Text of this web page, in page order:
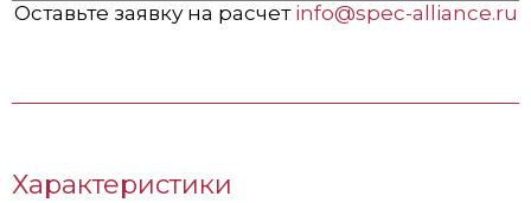
Оставьте заявку на расчет info@spec-alliance.ru
Характеристики